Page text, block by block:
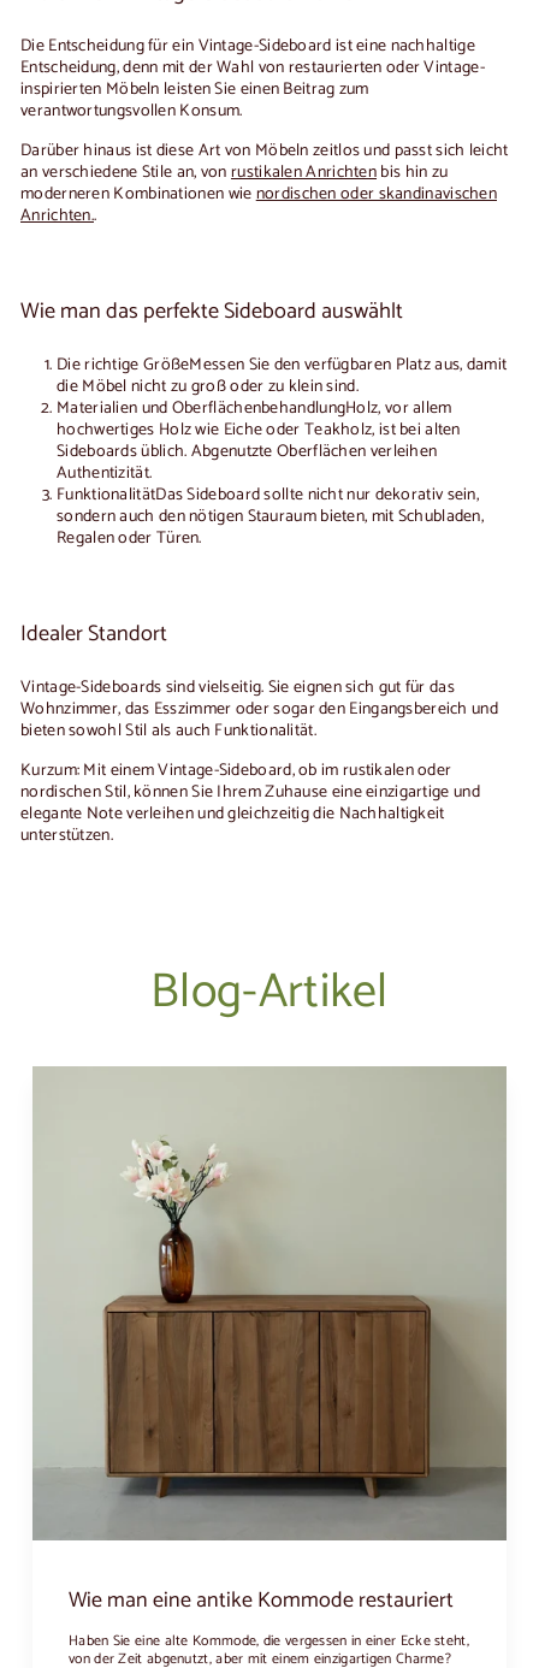
Die Entscheidung für ein Vintage-Sideboard ist eine nachhaltige
Entscheidung, denn mit der Wahl von restaurierten oder Vintage-
inspirierten Möbeln leisten Sie einen Beitrag zum
verantwortungsvollen Konsum.
Darüber hinaus ist diese Art von Möbeln zeitlos und passt sich leicht
an verschiedene Stile an, vonrustikalen Anrichtenbis hin zu
moderneren Kombinationen wienordischen oder skandinavischen
Anrichten..
Wie man das perfekte Sideboard auswählt
Die richtige GrößeMessen Sie den verfügbaren Platz aus, damit
die Möbel nicht zu groß oder zu klein sind.
Materialien und OberflächenbehandlungHolz, vor allem
hochwertiges Holz wie Eiche oder Teakholz, ist bei alten
Sideboards üblich. Abgenutzte Oberflächen verleihen
Authentizität.
FunktionalitätDas Sideboard sollte nicht nur dekorativ sein,
sondern auch den nötigen Stauraum bieten, mit Schubladen,
Regalen oder Türen.
Idealer Standort
Vintage-Sideboards sind vielseitig. Sie eignen sich gut für das
Wohnzimmer, das Esszimmer oder sogar den Eingangsbereich und
bieten sowohl Stil als auch Funktionalität.
Kurzum: Mit einem Vintage-Sideboard, ob im rustikalen oder
nordischen Stil, können Sie Ihrem Zuhause eine einzigartige und
elegante Note verleihen und gleichzeitig die Nachhaltigkeit
unterstützen.
Blog-Artikel
Wie man eine antike Kommode restauriert
Haben Sie eine alte Kommode, die vergessen in einer Ecke steht,
von der Zeit abgenutzt, aber mit einem einzigartigen Charme?